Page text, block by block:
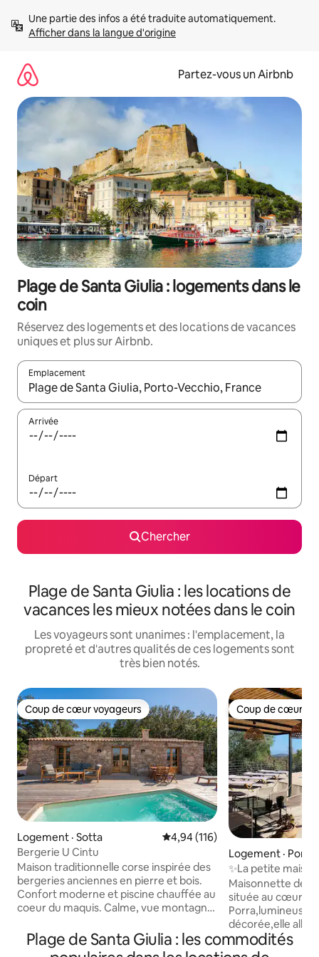
directement
Afficher dans la langue d'origine
Partez-vous un Airbnb
Plage de Santa Giulia : logements dans le
coin
Réservez des logements et des locations de vacances
uniques et plus sur Airbnb.
Emplacement
Quand les résultats sont affichés, parcourez-les en utilisant
Arrivée
Départ
Chercher
Plage de Santa Giulia : les locations de
vacances les mieux notées dans le coin
Les voyageurs sont unanimes : l'emplacement, la
propreté et d'autres qualités de ces logements sont
très bien notés.
Coup de cœur voyageurs
Coup de cœur voyageurs
Logement · Sotta Note moyenne de 4,94 sur 5,
4,94 (116)
Bergerie U Cintu
Maison traditionnelle corse inspirée des
bergeries anciennes en pierre et bois.
Confort moderne et piscine chauffée au
coeur du maquis. Calme, vue montagne
coin cuisine, salon et cheminée et de 2
chambres avec salle d’eau. Il apporte
Coup de cœur
Coup de cœur
Logement ·
✨La petite maison de
Palombaggia
Maisonnette de
située au cœur
Porra,lumineuse
décorée,elle allie
Palombaggia et
maison dispose
Plage de Santa Giulia : les commodités